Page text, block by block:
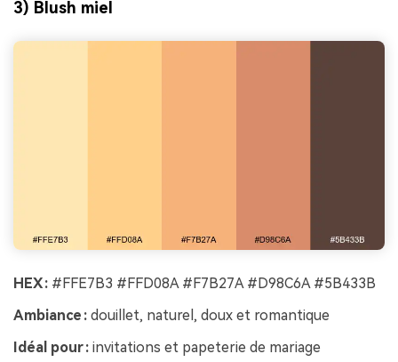
3) Blush miel
HEX : #FFE7B3 #FFD08A #F7B27A #D98C6A #5B433B
Ambiance : douillet, naturel, doux et romantique
Idéal pour : invitations et papeterie de mariage